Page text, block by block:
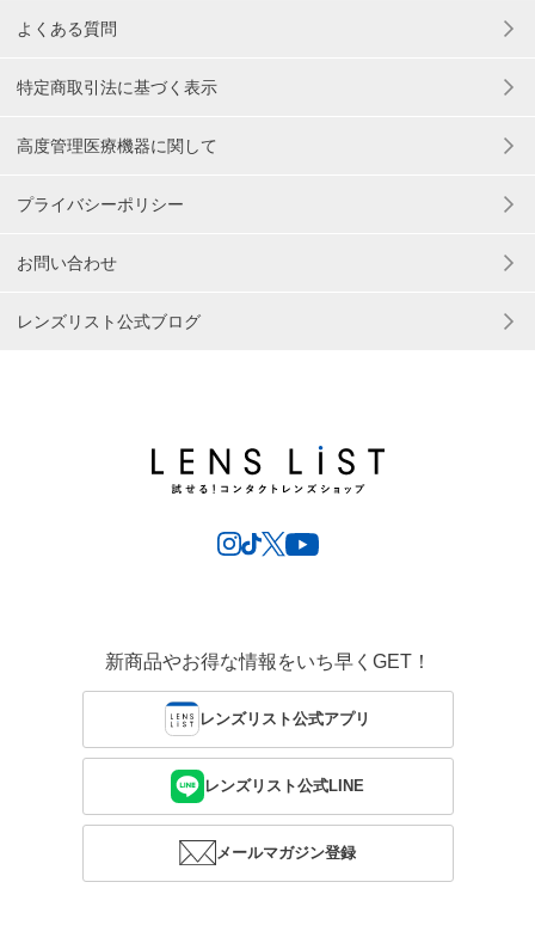
よくある質問
特定商取引法に基づく表示
高度管理医療機器に関して
プライバシーポリシー
お問い合わせ
レンズリスト公式ブログ
新商品やお得な情報をいち早くGET！
レンズリスト公式アプリ
レンズリスト公式LINE
メールマガジン登録